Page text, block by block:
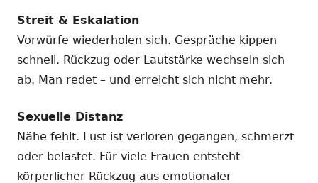
Streit & Eskalation
Vorwürfe wiederholen sich. Gespräche kippen
schnell. Rückzug oder Lautstärke wechseln sich
ab. Man redet – und erreicht sich nicht mehr.
Sexuelle Distanz
Nähe fehlt. Lust ist verloren gegangen, schmerzt
oder belastet. Für viele Frauen entsteht
körperlicher Rückzug aus emotionaler